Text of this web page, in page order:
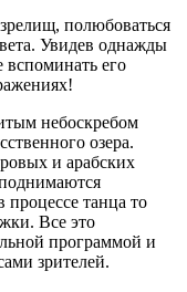
полюбоваться
Увидев однажды
вспоминать его
небоскребом
озера.
и арабских
танца то
Все это
программой и
зрителей.